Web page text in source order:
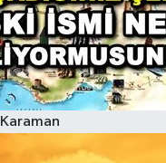
Karaman